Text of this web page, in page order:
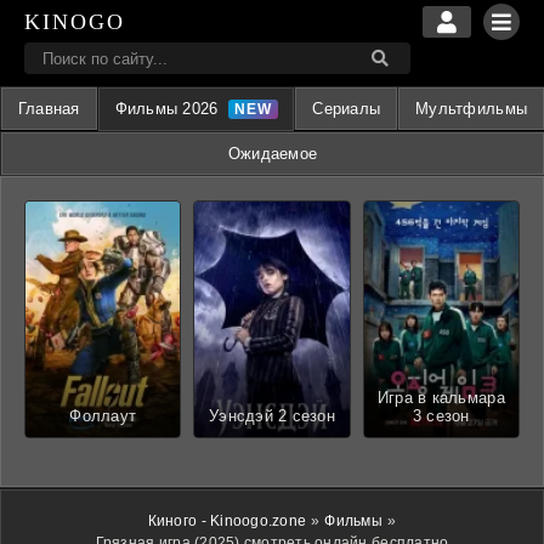
KINOGO
Главная Фильмы 2026 Сериалы Мультфильмы
Ожидаемое
Фоллаут Уэнсдэй 2 сезон
Игра в кальмара
3 сезон
Киного - Kinoogo.zone » Фильмы »